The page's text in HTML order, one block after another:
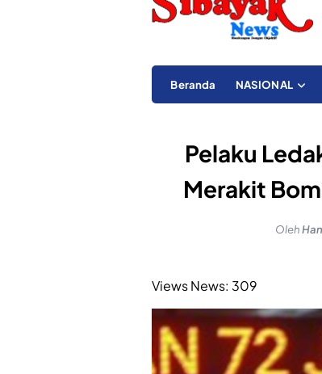
Beranda NASIONAL
Pelaku
Merakit
Oleh
Views News: 309